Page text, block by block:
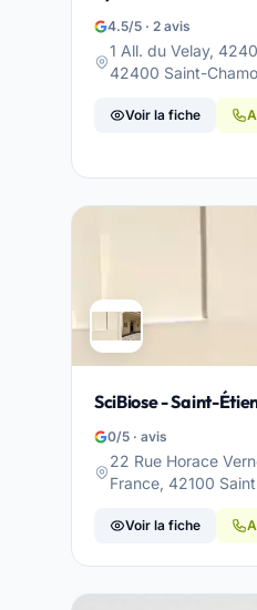
Physique
4.5/5 · 2 avis
1 All. du Velay,
42400 Saint-
Voir la fiche
SciBiose - Saint-
0/5 · avis
22 Rue Horace
France, 42100
Voir la fiche